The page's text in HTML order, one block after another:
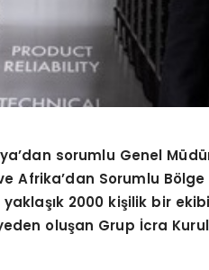
sorumlu Genel
Sorumlu Bölge
2000 kişilik bir
oluşan Grup İcra